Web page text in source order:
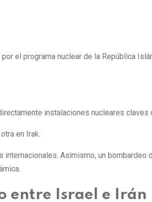
el programa nuclear de la República
instalaciones nucleares claves
en Irak.
internacionales. Asimismo, un bombardeo
entre Israel e Irán